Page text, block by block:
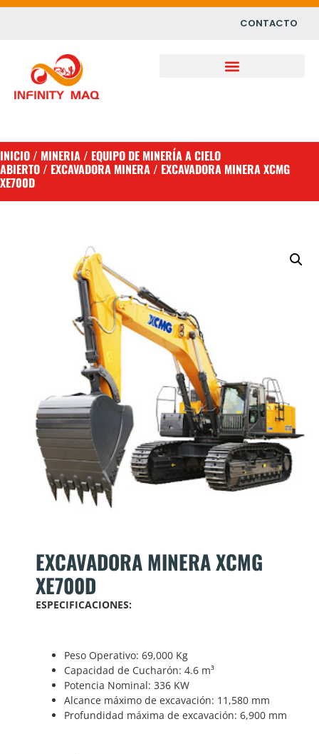
CONTACTO
INICIO / MINERIA / EQUIPO DE MINERÍA A CIELO
ABIERTO / EXCAVADORA MINERA / EXCAVADORA MINERA XCMG
XE700D
EXCAVADORA MINERA XCMG
XE700D
ESPECIFICACIONES:
Peso Operativo: 69,000 Kg
Capacidad de Cucharón: 4.6 m³
Potencia Nominal: 336 KW
Alcance máximo de excavación: 11,580 mm
Profundidad máxima de excavación: 6,900 mm